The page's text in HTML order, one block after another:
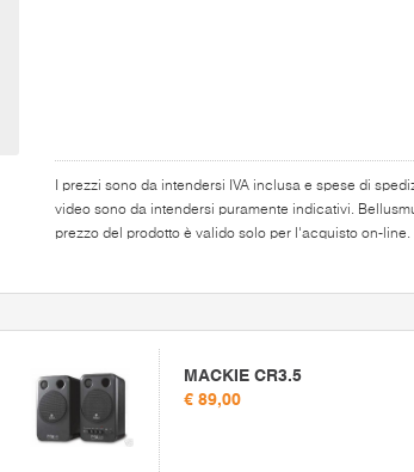
I prezzi sono da intendersi IVA inclusa e spese di
video sono da intendersi puramente indicativi.
prezzo del prodotto è valido solo per l'acquisto on-line.
MACKIE CR3.5
€ 89,00